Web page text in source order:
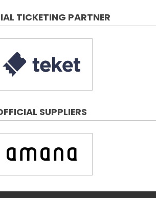
TICKETING PARTNER
SUPPLIERS